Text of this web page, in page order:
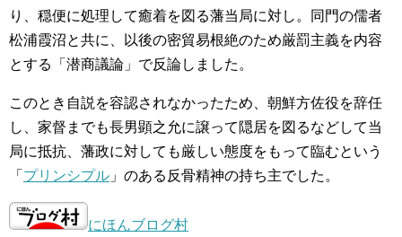
り、穏便に処理して癒着を図る藩当局に対し。同門の儒者
松浦霞沼と共に、以後の密貿易根絶のため厳罰主義を内容
とする「潜商議論」で反論しました。
このとき自説を容認されなかったため、朝鮮方佐役を辞任
し、家督までも長男顕之允に譲って隠居を図るなどして当
局に抵抗、藩政に対しても厳しい態度をもって臨むという
「 プリンシプル 」のある反骨精神の持ち主でした。
にほんブログ村